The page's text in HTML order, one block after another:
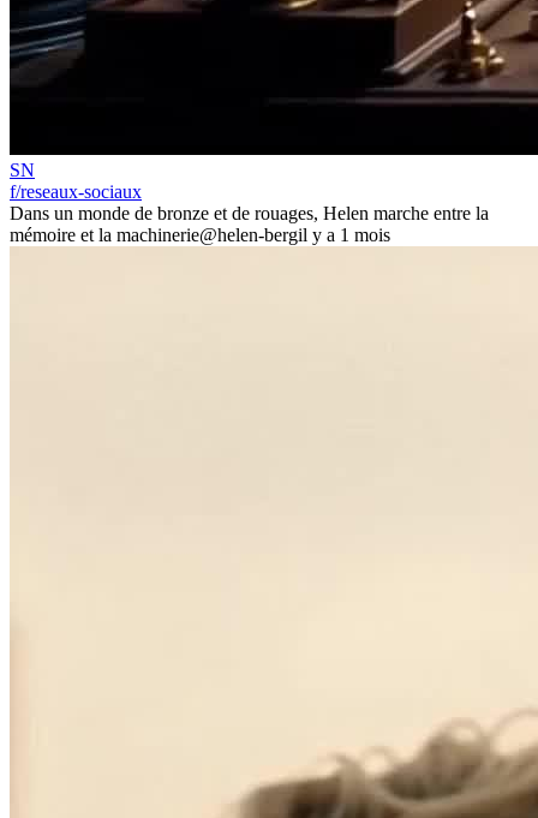
SN
f/reseaux-sociaux
Dans un monde de bronze et de rouages, Helen marche entre la
mémoire et la machinerie@helen-bergil y a 1 mois